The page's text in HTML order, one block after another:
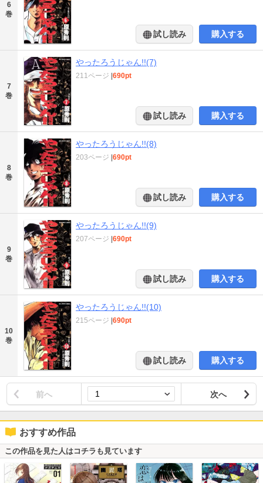
6
巻
試し読み 購入する
7
巻
やったろうじゃん!!(7)
211ページ 690pt
試し読み 購入する
8
巻
やったろうじゃん!!(8)
203ページ 690pt
試し読み 購入する
9
巻
やったろうじゃん!!(9)
207ページ 690pt
試し読み 購入する
10
巻
やったろうじゃん!!(10)
215ページ 690pt
試し読み 購入する
前へ 次へ
おすすめ作品
この作品を見た人はコチラも見ています